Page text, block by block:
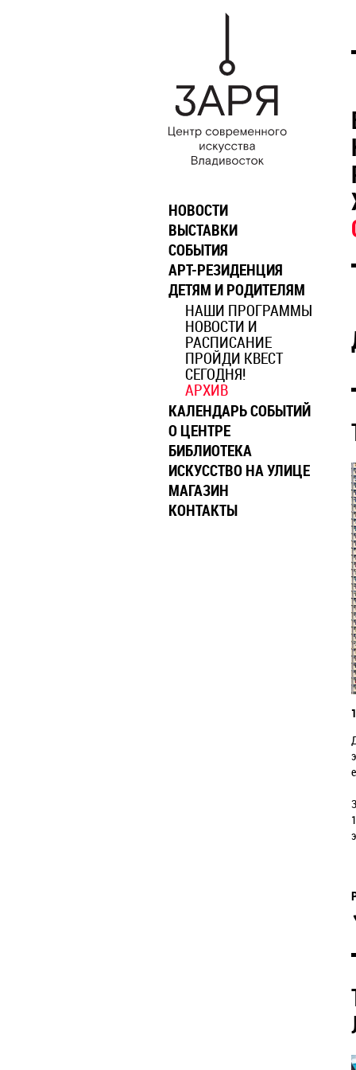
НОВОСТИ
ВЫСТАВКИ
СОБЫТИЯ
АРТ-РЕЗИДЕНЦИЯ
ДЕТЯМ И РОДИТЕЛЯМ
НАШИ ПРОГРАММЫ
НОВОСТИ И
РАСПИСАНИЕ
ПРОЙДИ КВЕСТ
СЕГОДНЯ!
АРХИВ
КАЛЕНДАРЬ СОБЫТИЙ
О ЦЕНТРЕ
БИБЛИОТЕКА
ИСКУССТВО НА УЛИЦЕ
МАГАЗИН
КОНТАКТЫ